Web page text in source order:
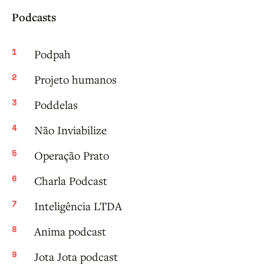
Podcasts
Podpah
Projeto humanos
Poddelas
Não Inviabilize
Operação Prato
Charla Podcast
Inteligência LTDA
Anima podcast
Jota Jota podcast